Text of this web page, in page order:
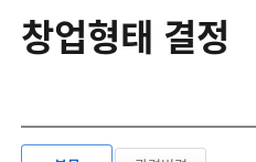
창업형태 결정